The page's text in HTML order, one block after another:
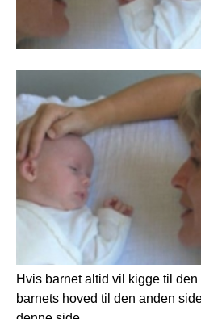
Hvis barnet altid vil kigge til
barnets hoved til den anden